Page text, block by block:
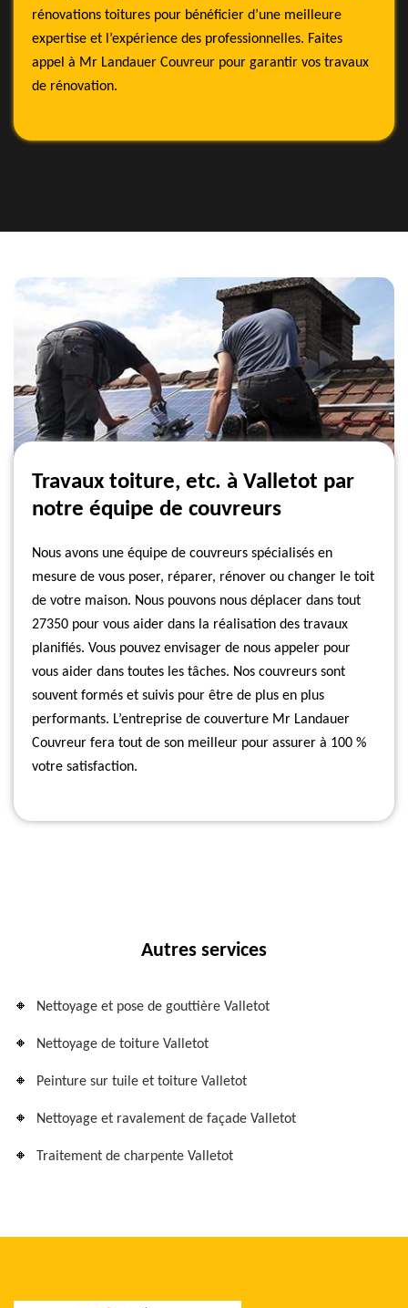
rénovations toitures pour bénéficier d’une meilleure
expertise et l’expérience des professionnelles. Faites
appel à Mr Landauer Couvreur pour garantir vos travaux
de rénovation.
Travaux toiture, etc. à Valletot par
notre équipe de couvreurs
Nous avons une équipe de couvreurs spécialisés en
mesure de vous poser, réparer, rénover ou changer le toit
de votre maison. Nous pouvons nous déplacer dans tout
27350 pour vous aider dans la réalisation des travaux
planifiés. Vous pouvez envisager de nous appeler pour
vous aider dans toutes les tâches. Nos couvreurs sont
souvent formés et suivis pour être de plus en plus
performants. L’entreprise de couverture Mr Landauer
Couvreur fera tout de son meilleur pour assurer à 100 %
votre satisfaction.
Autres services
Nettoyage et pose de gouttière Valletot
Nettoyage de toiture Valletot
Peinture sur tuile et toiture Valletot
Nettoyage et ravalement de façade Valletot
Traitement de charpente Valletot